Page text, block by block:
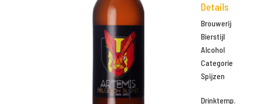
Details
Brouwerij
Bierstijl
Alcohol
Categorie
Spijzen
Drinktemp.